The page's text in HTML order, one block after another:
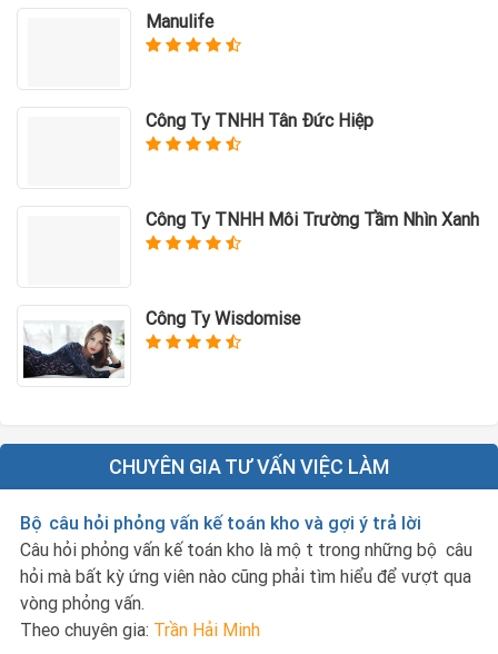
Manulife
Công Ty TNHH Tân Đức Hiệp
Công Ty TNHH Môi Trường Tầm Nhìn Xanh
Công Ty Wisdomise
CHUYÊN GIA TƯ VẤN VIỆC LÀM
Bộ câu hỏi phỏng vấn kế toán kho và gợi ý trả lời
Câu hỏi phỏng vấn kế toán kho là một trong những bộ câu
hỏi mà bất kỳ ứng viên nào cũng phải tìm hiểu để vượt qua
vòng phỏng vấn.
Theo chuyên gia: Trần Hải Minh